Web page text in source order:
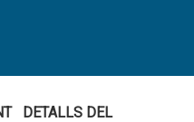
DETALLS DEL